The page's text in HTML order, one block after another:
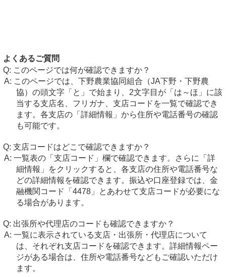
よくあるご質問
このページでは何が確認できますか？
このページでは、下野農業協同組合（JA下野・下野農
協）の頭文字「と」で始まり、2文字目が「は～ほ」に該
当する支店名、フリガナ、支店コードを一覧で確認でき
ます。各支店の「詳細情報」から住所や電話番号の確認
も可能です。
支店コードはどこで確認できますか？
一覧表の「支店コード」欄で確認できます。さらに「詳
細情報」をクリックすると、各支店の住所や電話番号な
どの詳細情報を確認できます。振込や口座登録では、金
融機関コード「4478」とあわせて支店コードが必要にな
る場合があります。
出張所や代理店のコードも確認できますか？
一覧に表示されている支店・出張所・代理店について
は、それぞれ支店コードを確認できます。詳細情報ペー
ジがある場合は、住所や電話番号などもご確認いただけ
ます。